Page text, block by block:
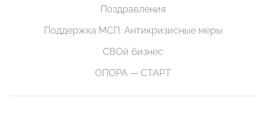
Поздравления
Поддержка МСП. Антикризисные меры
СВОй бизнес
ОПОРА — СТАРТ